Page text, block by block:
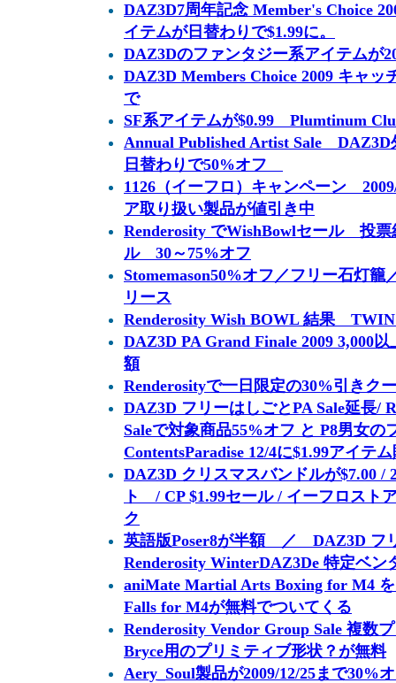
DAZ3D7周年記念 Member's Choice
イテムが日替わりで$1.99に。
DAZ3Dのファンタジー系アイテムが
DAZ3D Members Choice 2009 キャッ
で
SF系アイテムが$0.99 Plumtinum
Annual Published Artist Sale DAZ3D
日替わりで50%オフ
1126（イーフロ）キャンペーン
ア取り扱い製品が値引き中
Renderosity でWishBowlセール 投票
ル 30～75%オフ
Stomemason50%オフ／フリー石灯籠
リース
Renderosity Wish BOWL 結果
DAZ3D PA Grand Finale 2009 3,000
額
Renderosityで一日限定の30%引きク
DAZ3D フリーはしごとPA Sale延長/
Saleで対象商品55%オフ と P8男女の
ContentsParadise 12/4に$1.99アイテ
DAZ3D クリスマスバンドルが$7.00 /
ト / CP $1.99セール / イーフロス
ク
英語版Poser8が半額 ／ DAZ3D
Renderosity WinterDAZ3De 特定ベン
aniMate Martial Arts Boxing for M4
Falls for M4が無料でついてくる
Renderosity Vendor Group Sale 複
Bryce用のプリミティブ形状？が無料
Aery_Soul製品が2009/12/25まで30%